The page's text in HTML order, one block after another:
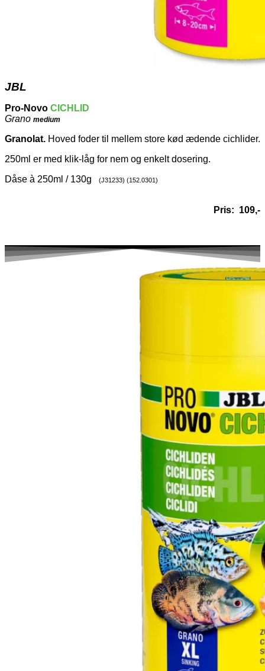
JBL
Pro-Novo CICHLID
Grano medium
Granolat. Hoved foder til mellem store kød ædende cichlider.
250ml er med klik-låg for nem og enkelt dosering.
Dåse à 250ml / 130g
(J31233) (152.0301)
Pris: 109,-